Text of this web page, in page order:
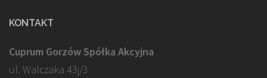
KONTAKT
Cuprum Gorzów Spółka Akcyjna
ul. Walczaka 43j/3